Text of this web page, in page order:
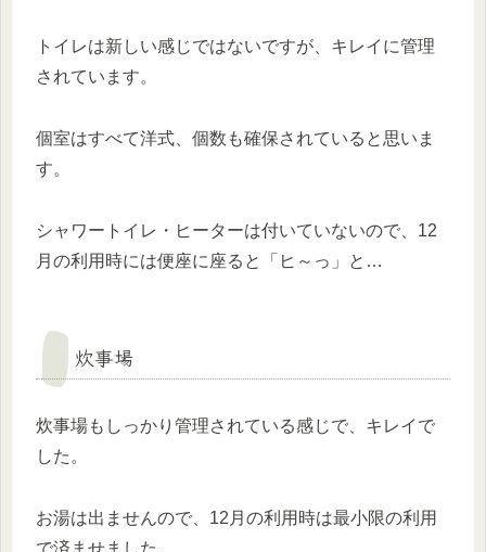
トイレは新しい感じではないですが、キレイに管理
されています。
個室はすべて洋式、個数も確保されていると思いま
す。
シャワートイレ・ヒーターは付いていないので、12
月の利用時には便座に座ると「ヒ～っ」と…
炊事場
炊事場もしっかり管理されている感じで、キレイで
した。
お湯は出ませんので、12月の利用時は最小限の利用
で済ませました。